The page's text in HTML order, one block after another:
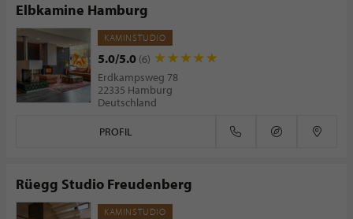
Elbkamine Hamburg
KAMINSTUDIO
5.0/5.0 (6)
Erdkampsweg 78
22335 Hamburg
Deutschland
PROFIL
Rüegg Studio Freudenberg
KAMINSTUDIO